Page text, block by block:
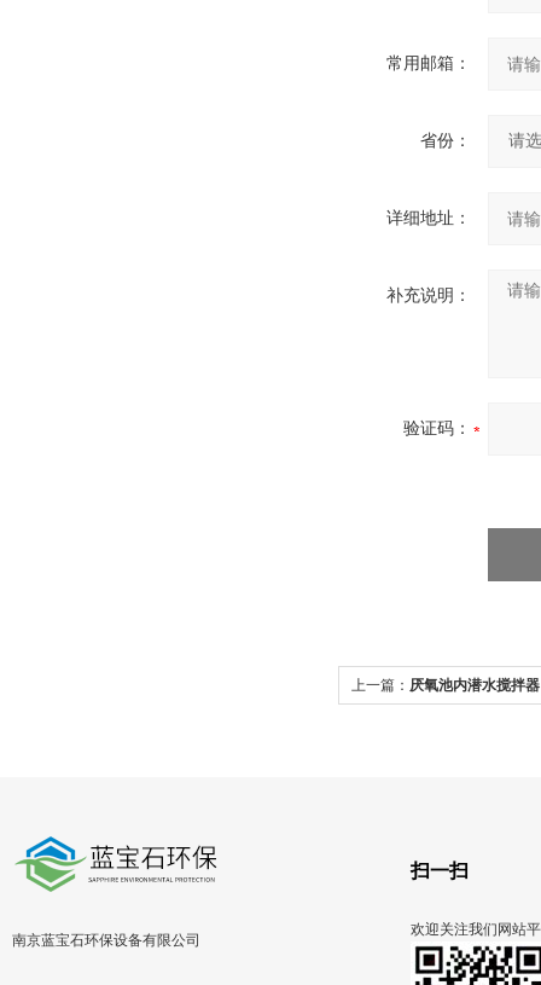
常用邮箱：
省份：
详细地址：
补充说明：
验证码：
上一篇： 厌氧池内潜水搅拌器
南京蓝宝石环保设备有限公司
扫一扫
欢迎关注我们网站